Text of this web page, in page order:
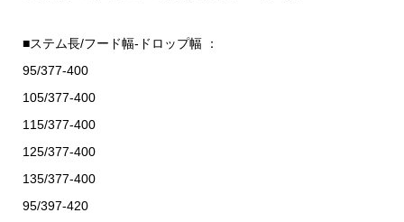
■ステム長/フード幅-ドロップ幅 ：
95/377-400
105/377-400
115/377-400
125/377-400
135/377-400
95/397-420